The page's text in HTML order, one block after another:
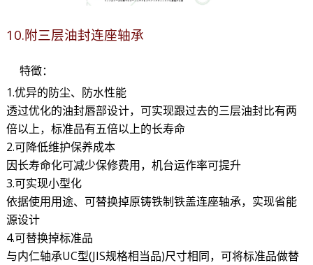
10.附三层油封连座轴承
特徵：
1.优异的防尘、防水性能
透过优化的油封唇部设计，可实现跟过去的三层油封比有两
倍以上，标准品有五倍以上的长寿命
2.可降低维护保养成本
因长寿命化可减少保修费用，机台运作率可提升
3.可实现小型化
依据使用用途、可替换掉原铸铁制铁盖连座轴承，实现省能
源设计
4.可替换掉标准品
与内仁轴承UC型(JIS规格相当品)尺寸相同，可将标准品做替